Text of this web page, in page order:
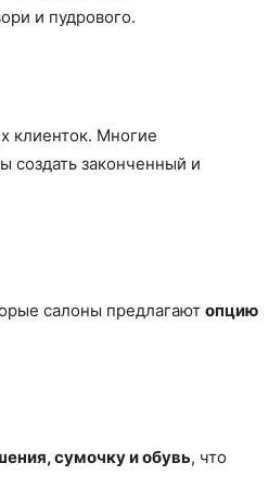
и пудрового.
клиенток. Многие
создать законченный и
салоны предлагают опцию
сумочку и обувь, что